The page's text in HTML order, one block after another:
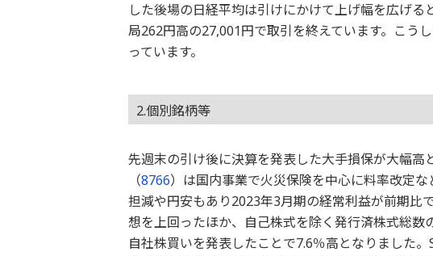
した後場の日経平均は引けにかけて上げ幅を広げ
局262円高の27,001円で取引を終えています。こう
っています。
2.個別銘柄等
先週末の引け後に決算を発表した大手損保が大幅高
（8766）は国内事業で火災保険を中心に料率改定
担減や円安もあり2023年3月期の経常利益が前期比
想を上回ったほか、自己株式を除く発行済株式総
自社株買いを発表したことで7.6％高となりました